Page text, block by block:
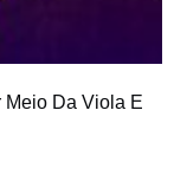
Meio Da Viola E